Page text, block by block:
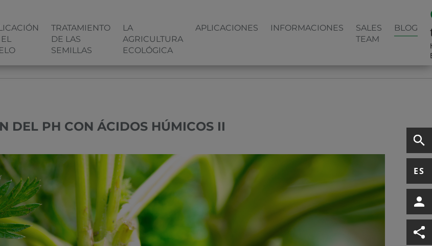
TRATAMIENTO
DE LAS
SEMILLAS
LA
AGRICULTURA
ECOLÓGICA
APLICACIONES INFORMACIONES
SALES
TEAM
BLOG
ES
DEL PH CON ÁCIDOS HÚMICOS II